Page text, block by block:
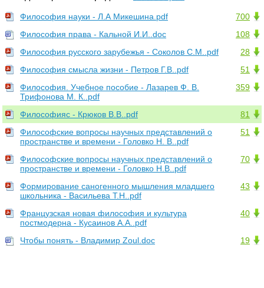
700
Философия науки - Л.А Микешина.pdf
108
Философия права - Кальной И.И..doc
28
Философия русского зарубежья - Соколов С.М..pdf
51
Философия смысла жизни - Петров Г.В..pdf
359
Философия. Учебное пособие - Лазарев Ф. В.
Трифонова М. К..pdf
81
Философияс - Крюков В.В..pdf
51
Философские вопросы научных представлений о
пространстве и времени - Головко Н. В..pdf
70
Философские вопросы научных представлений о
пространстве и времени - Головко Н.В..pdf
43
Формирование саногенного мышления младшего
школьника - Васильева Т.Н..pdf
40
Французская новая философия и культура
постмодерна - Кусаинов А.А..pdf
19
Чтобы понять - Владимир Zoul.doc